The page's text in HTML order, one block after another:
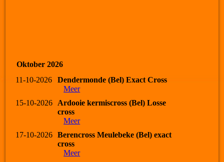
Oktober 2026
11-10-2026
Dendermonde (Bel) Exact Cross
Meer
15-10-2026
Ardooie kermiscross (Bel) Losse
cross
Meer
17-10-2026
Berencross Meulebeke (Bel) exact
cross
Meer